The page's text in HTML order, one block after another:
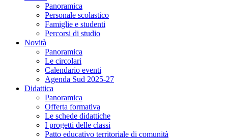
Panoramica
Personale scolastico
Famiglie e studenti
Percorsi di studio
Novità
Panoramica
Le circolari
Calendario eventi
Agenda Sud 2025-27
Didattica
Panoramica
Offerta formativa
Le schede didattiche
I progetti delle classi
Patto educativo territoriale di comunità